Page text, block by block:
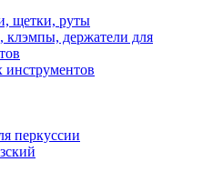
щетки, руты
держатели для
инструментов
перкуссии